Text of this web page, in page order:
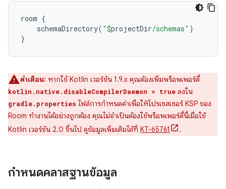
room {
schemaDirectory( "$projectDir/schemas" )
}
คำเตือน: หากใช้ Kotlin เวอร์ชัน 1.9.x คุณต้องเพิ่มพร็อพเพอร์ตี้
kotlin.native.disableCompilerDaemon = true ลงใน
gradle.properties ไฟล์การกำหนดค่าเพื่อให้โปรเซสเซอร์ KSP ของ
Room ทำงานได้อย่างถูกต้อง คุณไม่จำเป็นต้องใช้พร็อพเพอร์ตี้นี้เมื่อใช้
Kotlin เวอร์ชัน 2.0 ขึ้นไป ดูข้อมูลเพิ่มเติมได้ที่ KT-65761 .
กำหนดคลาสฐานข้อมูล